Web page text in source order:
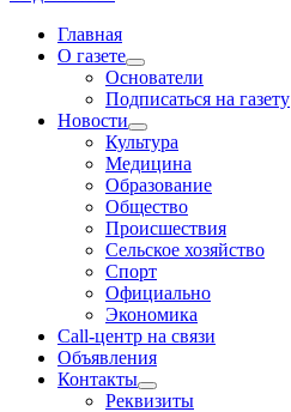
Главная
О газете
Основатели
Подписаться на газету
Новости
Культура
Медицина
Образование
Общество
Происшествия
Сельское хозяйство
Спорт
Официально
Экономика
Call-центр на связи
Объявления
Контакты
Реквизиты